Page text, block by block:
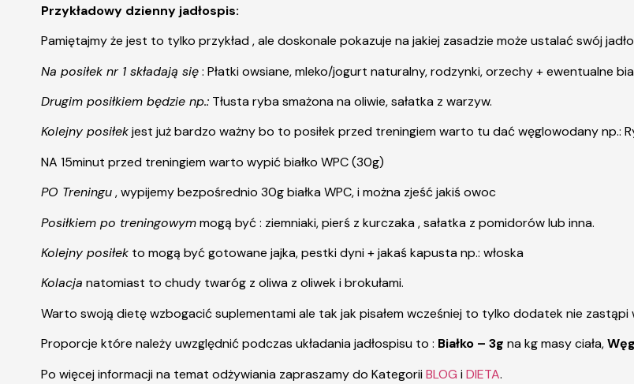
Przykładowy dzienny jadłospis:
Pamiętajmy że jest to tylko przykład , ale doskonale pokazuje na jakiej zasadzie może ustalać swój
Na posiłek nr 1 składają się: Płatki owsiane, mleko/jogurt naturalny, rodzynki, orzechy + ewentualne
Drugim posiłkiem będzie np.: Tłusta ryba smażona na oliwie, sałatka z warzyw.
Kolejny posiłekjest już bardzo ważny bo to posiłek przed treningiem warto tu dać węglowodany np.:
NA 15minut przed treningiem warto wypić białko WPC (30g)
PO Treningu, wypijemy bezpośrednio 30g białka WPC, i można zjeść jakiś owoc
Posiłkiem po treningowymmogą być : ziemniaki, pierś z kurczaka , sałatka z pomidorów lub inna.
Kolejny posiłek to mogą być gotowane jajka, pestki dyni + jakaś kapusta np.: włoska
Kolacja natomiast to chudy twaróg z oliwa z oliwek i brokułami.
Warto swoją dietę wzbogacić suplementami ale tak jak pisałem wcześniej to tylko dodatek nie zastąpi
Proporcje które należy uwzględnić podczas układania jadłospisu to : Białko – 3g na kg masy ciała,
Po więcej informacji na temat odżywiania zapraszamy do Kategorii BLOG i DIETA.